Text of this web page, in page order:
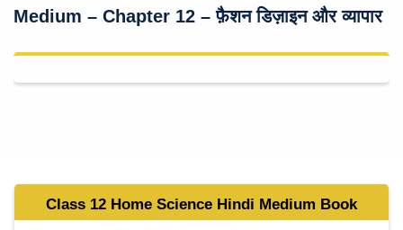
Medium – Chapter 12 – फ़ैशन डिज़ाइन और व्यापार
Class 12 Home Science Hindi Medium Book